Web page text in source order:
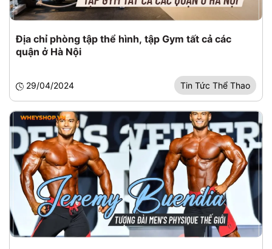
Địa chỉ phòng tập thể hình, tập Gym tất cả các
quận ở Hà Nội
29/04/2024 Tin Tức Thể Thao